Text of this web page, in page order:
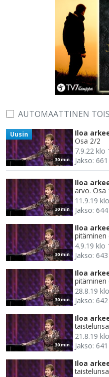
AUTOMAATTINEN
30 min
Uusin Iloa
Osa 2/2
7.9.22 klo
Jakso: 661
30 min
Iloa
arvo. Osa
11.9.19
Jakso: 644
30 min
Iloa
pitäminen
4.9.19 klo
Jakso: 643
30 min
Iloa
pitäminen
28.8.19
Jakso: 642
30 min
Iloa
21.8.19
Jakso: 641
Iloa